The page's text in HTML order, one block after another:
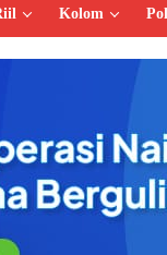
Kolom